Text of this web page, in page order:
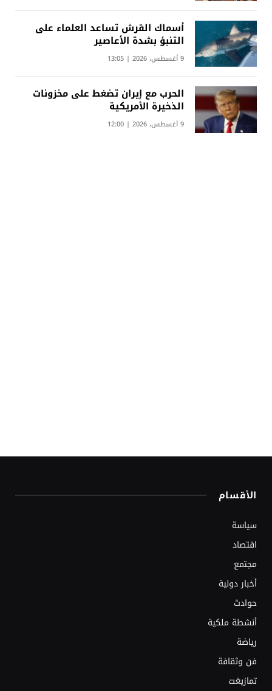
أسماك القرش تساعد العلماء على
التنبؤ بشدة الأعاصير
9 أغسطس، 2026 | 13:05
الحرب مع إيران تضغط على مخزونات
الذخيرة الأمريكية
9 أغسطس، 2026 | 12:00
الأقسام
سياسة
اقتصاد
مجتمع
أخبار دولية
حوادث
أنشطة ملكية
رياضة
فن وثقافة
تمازيغت